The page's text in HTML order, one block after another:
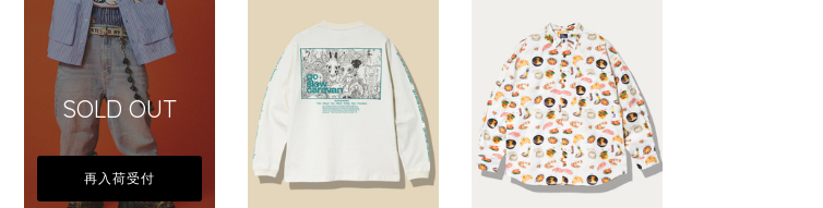
SOLD OUT
再入荷受付